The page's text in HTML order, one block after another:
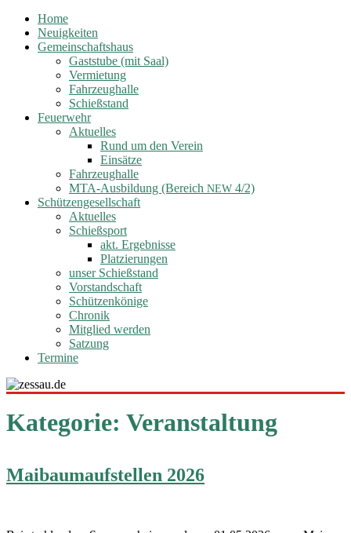
Home
Neuigkeiten
Gemeinschaftshaus
Gaststube (mit Saal)
Vermietung
Fahrzeughalle
Schießstand
Feuerwehr
Aktuelles
Rund um den Verein
Einsätze
Fahrzeughalle
MTA-Ausbildung (Bereich NEW 4/2)
Schützengesellschaft
Aktuelles
Schießsport
akt. Ergebnisse
Platzierungen
unser Schießstand
Vorstandschaft
Schützenkönige
Chronik
Mitglied werden
Satzung
Termine
Kategorie: Veranstaltung
Maibaumaufstellen 2026